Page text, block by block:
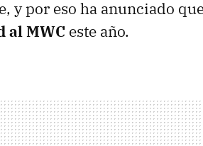
y por eso ha anunciado
al MWC este año.